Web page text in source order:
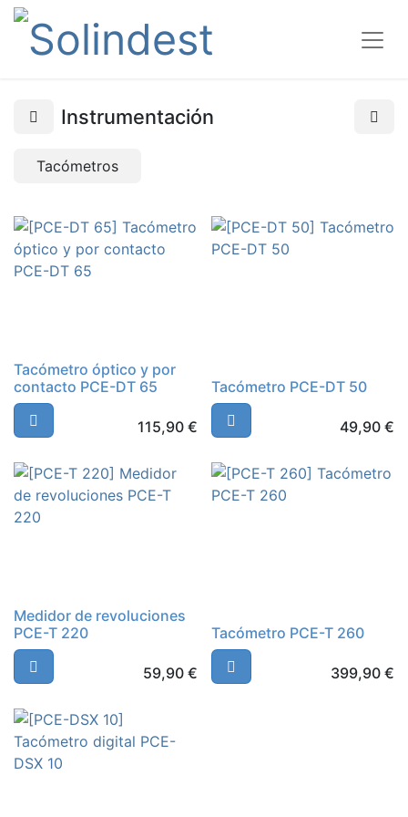
Instrumentación
Tacómetros
Tacómetro óptico y por
contacto PCE-DT 65
115,90€
Tacómetro PCE-DT 50
49,90 €
Medidor de revoluciones
PCE-T 220
59,90€
Tacómetro PCE-T 260
399,90 €